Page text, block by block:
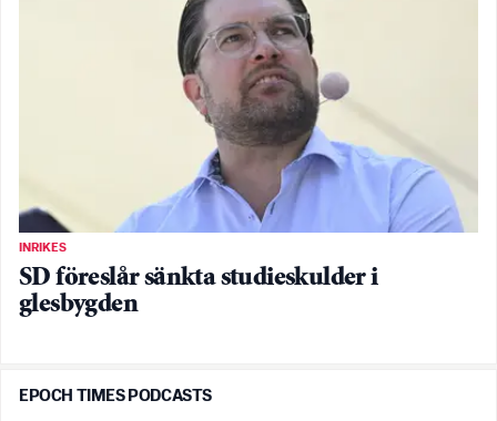
INRIKES
SD föreslår sänkta studieskulder i
glesbygden
EPOCH TIMES PODCASTS